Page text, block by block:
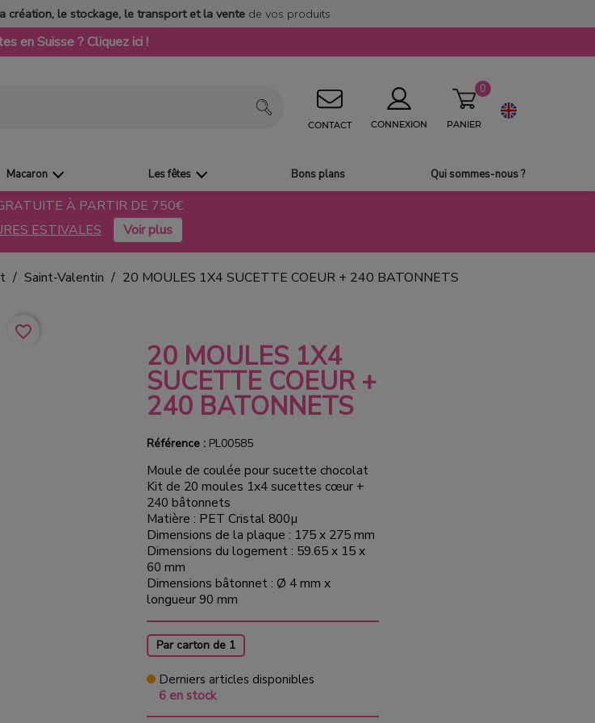
création, le stockage, le transport et la ventede vos produits
en Suisse ? Cliquez ici !
CONTACT CONNEXION PANIER
0
Macaron Les fêtes Bons plans Qui sommes-nous ?
À PARTIR DE 750€
ESTIVALES
Saint-Valentin 20 MOULES 1X4 SUCETTE COEUR + 240 BATONNETS
favorite_border
20 MOULES 1X4
SUCETTE COEUR +
240 BATONNETS
Référence : PL00585
Moule de coulée pour sucette chocolat
Kit de 20 moules 1x4 sucettes cœur +
240 bâtonnets
Matière : PET Cristal 800µ
Dimensions de la plaque : 175 x 275 mm
Dimensions du logement : 59.65 x 15 x
60 mm
Dimensions bâtonnet : Ø 4 mm x
longueur 90 mm
Par carton de 1
Derniers articles disponibles
6 en stock